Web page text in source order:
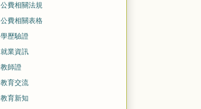
公費相關法規
公費相關表格
學歷驗證
就業資訊
教師證
教育交流
教育新知